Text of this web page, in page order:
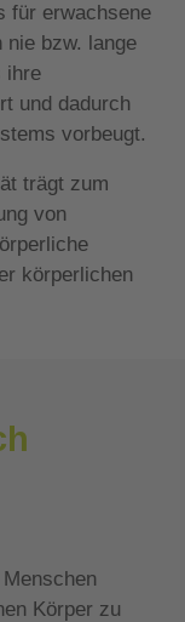
für erwachsene
nie bzw. lange
ihre
und dadurch
vorbeugt.
trägt zum
von
körperlichen
Körper zu